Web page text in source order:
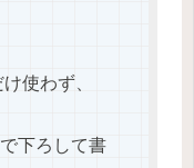
使わず、
下ろして書